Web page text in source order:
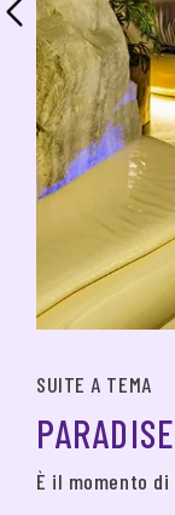
SUITE A TEMA
PARADISE
È il momento